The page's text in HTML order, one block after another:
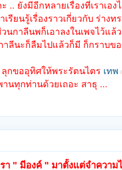
.. ยังมีอีกหลายเรื่องที่เราเอ
ยนรู้เรื่องราวเกี่ยวกับ ร่างท
นกาลีนพก็เอาลงในเพจไว้แ
าลีนะก็ลืมไปแล้วก็มี ก็กราบ
กขออุทิศให้พระรัตนไตร เทพ
นทุกท่านด้วยเถอะ สาธุ ...
า " มีองค์ " มาตั้งแต่จำความ